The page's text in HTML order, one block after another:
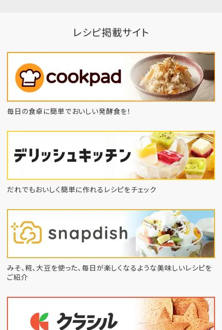
レシピ掲載サイト
毎日の食卓に簡単でおいしい発酵食を！
だれでもおいしく簡単に作れるレシピをチェック
みそ、糀、大豆を使った、毎日が楽しくなるような美味しいレシピを
ご紹介